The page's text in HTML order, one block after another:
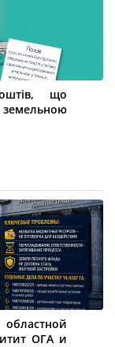
що
земельною
ОГА и